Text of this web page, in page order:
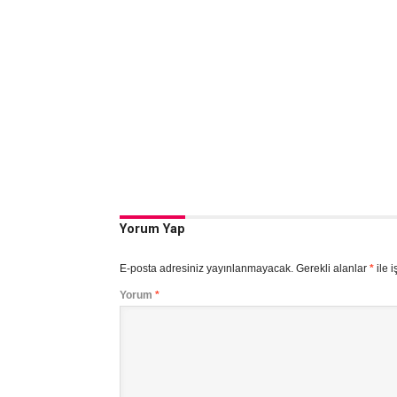
Yorum Yap
E-posta adresiniz yayınlanmayacak. Gerekli alanlar *ile
Yorum *